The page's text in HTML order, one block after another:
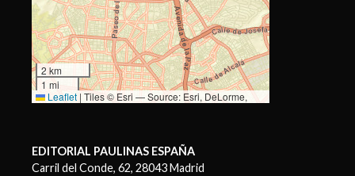
2 km
1 mi
Leaflet | Tiles © Esri — Source: Esri, DeLorme,
EDITORIAL PAULINAS ESPAÑA
Carril del Conde, 62, 28043 Madrid